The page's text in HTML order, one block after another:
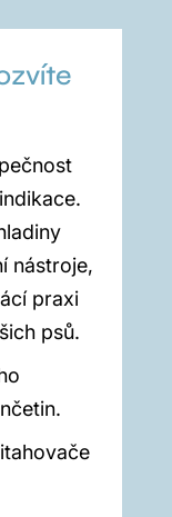
nástroje,
praxi
psů.